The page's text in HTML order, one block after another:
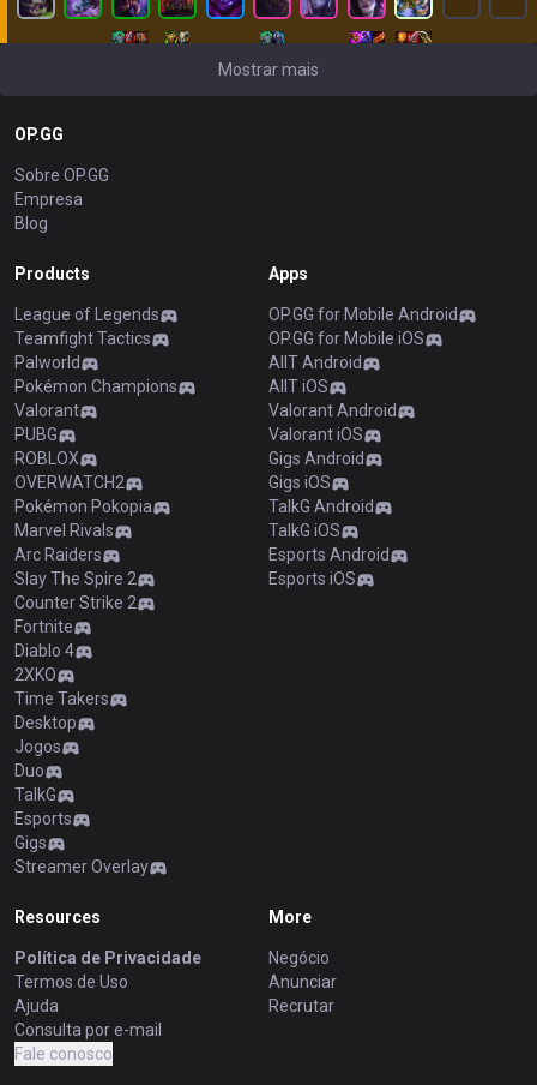
Mostrar mais
OP.GG
Sobre OP.GG
Empresa
Blog
Products
League of Legends
Teamfight Tactics
Palworld
Pokémon Champions
Valorant
PUBG
ROBLOX
OVERWATCH2
Pokémon Pokopia
Marvel Rivals
Arc Raiders
Slay The Spire 2
Counter Strike 2
Fortnite
Diablo 4
2XKO
Time Takers
Desktop
Jogos
Duo
TalkG
Esports
Gigs
Streamer Overlay
Apps
OP.GG for Mobile Android
OP.GG for Mobile iOS
AllT Android
AllT iOS
Valorant Android
Valorant iOS
Gigs Android
Gigs iOS
TalkG Android
TalkG iOS
Esports Android
Esports iOS
Resources
Política de Privacidade
Termos de Uso
Ajuda
Consulta por e-mail
Fale conosco
More
Negócio
Anunciar
Recrutar